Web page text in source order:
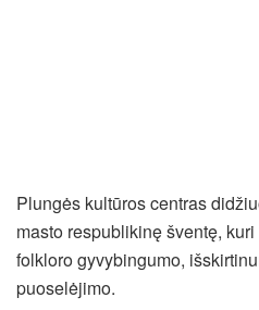
Plungės kultūros centras
masto respublikinę šventę,
folkloro gyvybingumo,
puoselėjimo.